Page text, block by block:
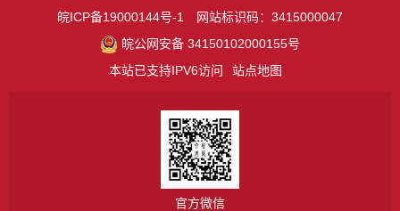
皖ICP备19000144号-1
网站标识码：3415000047
皖公网安备 34150102000155号
本站已支持IPV6访问
站点地图
官方微信